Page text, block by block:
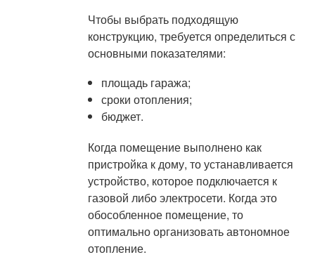
Чтобы выбрать подходящую
конструкцию, требуется определиться с
основными показателями:
площадь гаража;
сроки отопления;
бюджет.
Когда помещение выполнено как
пристройка к дому, то устанавливается
устройство, которое подключается к
газовой либо электросети. Когда это
обособленное помещение, то
оптимально организовать автономное
отопление.